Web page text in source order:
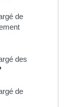
de
des
de